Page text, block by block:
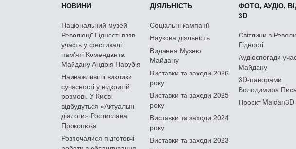
НОВИНИ
Національний музей
Революції Гідності взяв
участь у фестивалі
пам'яті Коменданта
Майдану Андрія Парубія
Найважливіші виклики
сучасності у відкритій
розмові. У Києві
відбудуться «Актуальні
діалоги» Ростислава
Прокопюка
Розпочалися підготовчі
ДІЯЛЬНІСТЬ
Соціальні кампанії
Наукова діяльність
Видання Музею
Майдану
Виставки та заходи 2026
року
Виставки та заходи 2025
року
Виставки та заходи 2024
року
Виставки та заходи 2023
ФОТО, АУДІО,
3D
Світлини з
Гідності
Аудіоспогади
Майдану
3D-панорами
Володимира
Проєкт Maidan3D